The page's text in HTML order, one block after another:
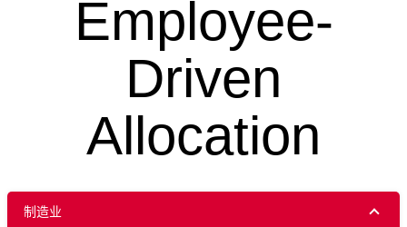
Employee-
Driven
Allocation
制造业